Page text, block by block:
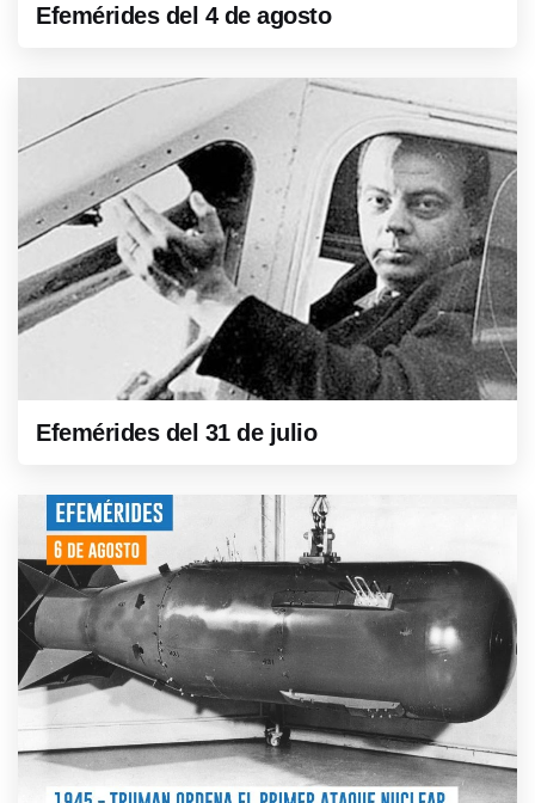
Efemérides del 4 de agosto
Efemérides del 31 de julio